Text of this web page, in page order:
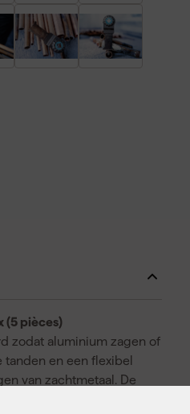
(5 pièces)
zodat aluminium zagen of
en een flexibel
van zachtmetaal. De
blijft en je snede